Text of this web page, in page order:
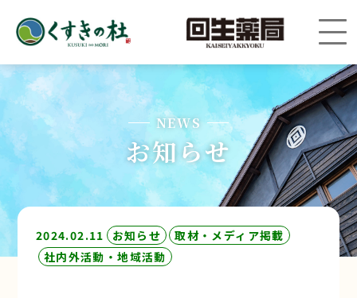
NEWS
お知らせ
2024.02.11 お知らせ
取材・メディア掲載
社内外活動・地域活動